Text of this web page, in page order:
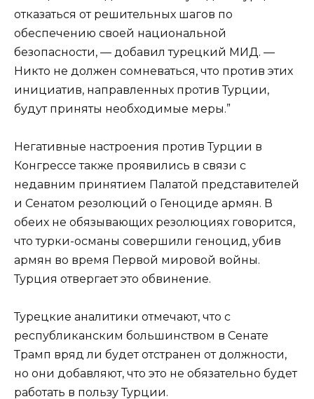
отказаться от решительных шагов по
обеспечению своей национальной
безопасности, — добавил турецкий МИД. —
Никто не должен сомневаться, что против этих
инициатив, направленных против Турции,
будут приняты необходимые меры.”
Негативные настроения против Турции в
Конгрессе также проявились в связи с
недавним принятием Палатой представителей
и Сенатом резолюций о Геноциде армян. В
обеих не обязывающих резолюциях говорится,
что турки-османы совершили геноцид, убив
армян во время Первой мировой войны.
Турция отвергает это обвинение.
Турецкие аналитики отмечают, что с
республиканским большинством в Сенате
Трамп вряд ли будет отстранен от должности,
но они добавляют, что это не обязательно будет
работать в пользу Турции.